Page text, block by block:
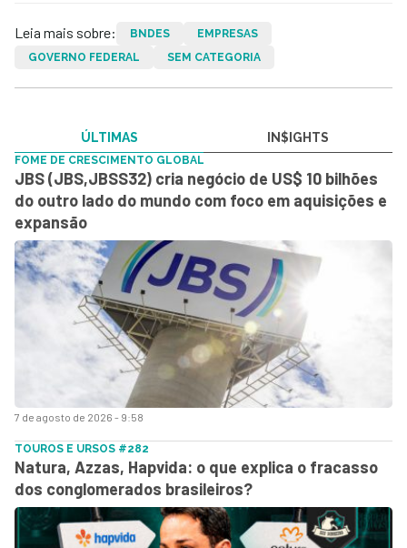
Leia mais sobre: BNDES
EMPRESAS
GOVERNO FEDERAL
SEM CATEGORIA
ÚLTIMAS IN$IGHTS
7 de agosto de 2026 - 9:58
FOME DE CRESCIMENTO GLOBAL
JBS (JBS,JBSS32) cria negócio de US$ 10 bilhões
do outro lado do mundo com foco em aquisições e
expansão
TOUROS E URSOS #282
Natura, Azzas, Hapvida: o que explica o fracasso
dos conglomerados brasileiros?